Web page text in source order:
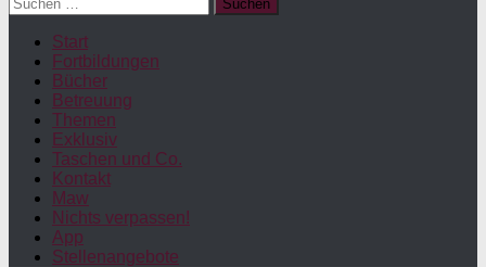
nach:
Start
Fortbildungen
Bücher
Betreuung
Themen
Exklusiv
Taschen und Co.
Kontakt
Maw
Nichts verpassen!
App
Stellenangebote